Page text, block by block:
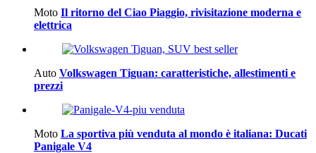
Moto Il ritorno del Ciao Piaggio, rivisitazione moderna e
elettrica
Auto Volkswagen Tiguan: caratteristiche, allestimenti e
prezzi
Moto La sportiva più venduta al mondo è italiana: Ducati
Panigale V4